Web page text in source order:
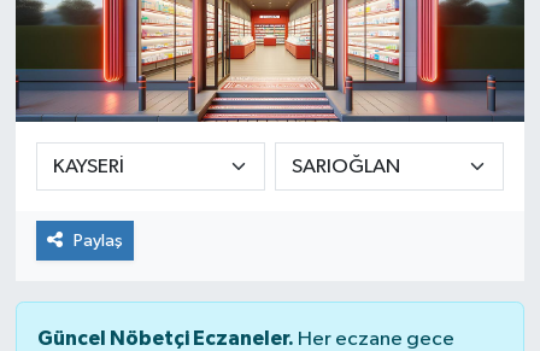
Paylaş
Güncel Nöbetçi Eczaneler. Her eczane gece